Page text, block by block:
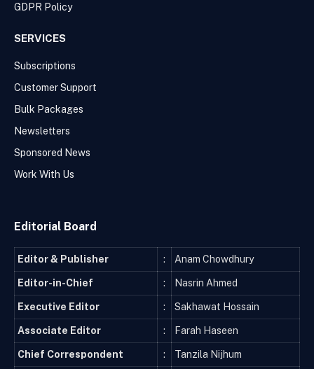
GDPR Policy
SERVICES
Subscriptions
Customer Support
Bulk Packages
Newsletters
Sponsored News
Work With Us
Editorial Board
Editor & Publisher : Anam Chowdhury
Editor-in-Chief : Nasrin Ahmed
Executive Editor : Sakhawat Hossain
Associate Editor : Farah Haseen
Chief Correspondent : Tanzila Nijhum